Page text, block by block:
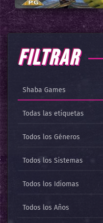
FILTRAR